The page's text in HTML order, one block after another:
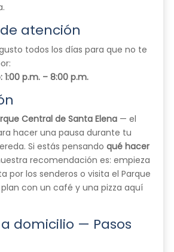
atención
todos los días para que no te
p.m. – 8:00 p.m.
Central de Santa Elena— el
hacer una pausa durante tu
Si estás pensando qué hacer
recomendación es: empieza
por los senderos o visita el Parque
con un café y una pizza aquí
domicilio — Pasos